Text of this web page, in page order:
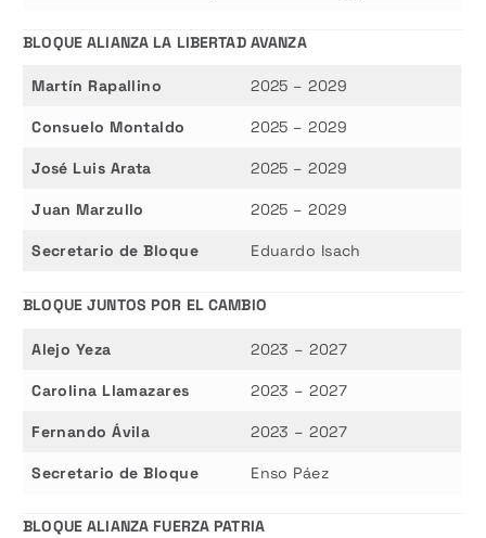
BLOQUE ALIANZA LA LIBERTAD AVANZA
Martín Rapallino 2025 – 2029
Consuelo Montaldo 2025 – 2029
José Luis Arata 2025 – 2029
Juan Marzullo 2025 – 2029
Secretario de Bloque Eduardo Isach
BLOQUE JUNTOS POR EL CAMBIO
Alejo Yeza 2023 – 2027
Carolina Llamazares 2023 – 2027
Fernando Ávila 2023 – 2027
Secretario de Bloque Enso Páez
BLOQUE ALIANZA FUERZA PATRIA